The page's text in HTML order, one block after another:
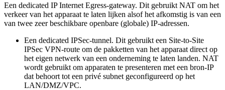
Een dedicated IP Internet Egress-gateway. Dit gebruikt NAT om het
verkeer van het apparaat te laten lijken alsof het afkomstig is van een
van twee zeer beschikbare openbare (globale) IP-adressen.
Een dedicated IPSec-tunnel. Dit gebruikt een Site-to-Site
IPSec VPN-route om de pakketten van het apparaat direct op
het eigen netwerk van een onderneming te laten landen. NAT
wordt gebruikt om apparaten te presenteren met een bron-IP
dat behoort tot een privé subnet geconfigureerd op het
LAN/DMZ/VPC.